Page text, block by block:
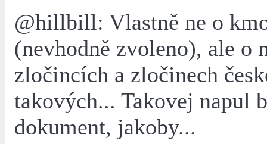
@hillbill: Vlastně ne o
(nevhodně zvoleno), ale o
zločincích a zločinech
takových... Takovej napul
dokument, jakoby...